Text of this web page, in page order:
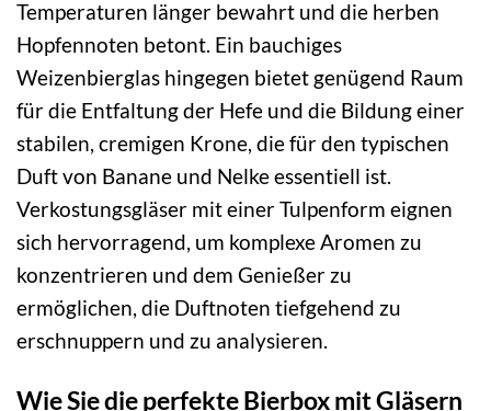
Temperaturen länger bewahrt und die herben
Hopfennoten betont. Ein bauchiges
Weizenbierglas hingegen bietet genügend Raum
für die Entfaltung der Hefe und die Bildung einer
stabilen, cremigen Krone, die für den typischen
Duft von Banane und Nelke essentiell ist.
Verkostungsgläser mit einer Tulpenform eignen
sich hervorragend, um komplexe Aromen zu
konzentrieren und dem Genießer zu
ermöglichen, die Duftnoten tiefgehend zu
erschnuppern und zu analysieren.
Wie Sie die perfekte Bierbox mit Gläsern